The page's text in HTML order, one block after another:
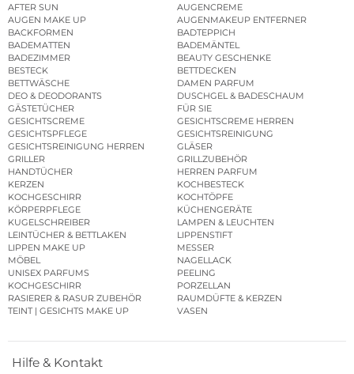
AFTER SUN
AUGENCREME
AUGEN MAKE UP
AUGENMAKEUP ENTFERNER
BACKFORMEN
BADTEPPICH
BADEMATTEN
BADEMÄNTEL
BADEZIMMER
BEAUTY GESCHENKE
BESTECK
BETTDECKEN
BETTWÄSCHE
DAMEN PARFUM
DEO & DEODORANTS
DUSCHGEL & BADESCHAUM
GÄSTETÜCHER
FÜR SIE
GESICHTSCREME
GESICHTSCREME HERREN
GESICHTSPFLEGE
GESICHTSREINIGUNG
GESICHTSREINIGUNG HERREN
GLÄSER
GRILLER
GRILLZUBEHÖR
HANDTÜCHER
HERREN PARFUM
KERZEN
KOCHBESTECK
KOCHGESCHIRR
KOCHTÖPFE
KÖRPERPFLEGE
KÜCHENGERÄTE
KUGELSCHREIBER
LAMPEN & LEUCHTEN
LEINTÜCHER & BETTLAKEN
LIPPENSTIFT
LIPPEN MAKE UP
MESSER
MÖBEL
NAGELLACK
UNISEX PARFUMS
PEELING
KOCHGESCHIRR
PORZELLAN
RASIERER & RASUR ZUBEHÖR
RAUMDÜFTE & KERZEN
TEINT | GESICHTS MAKE UP
VASEN
Hilfe & Kontakt